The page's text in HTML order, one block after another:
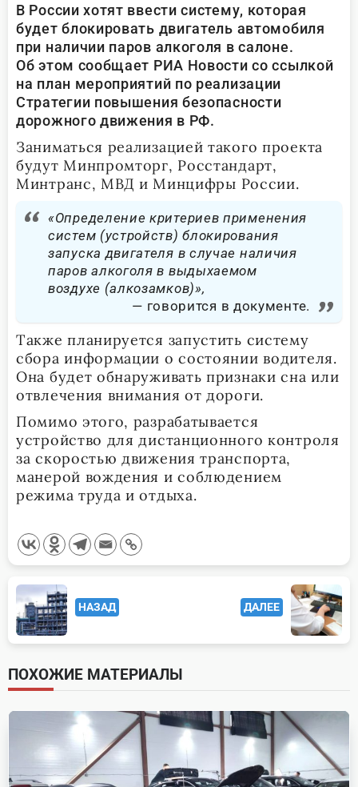
В России хотят ввести систему, которая
будет блокировать двигатель автомобиля
при наличии паров алкоголя в салоне.
Об этом сообщает РИА Новости со ссылкой
на план мероприятий по реализации
Стратегии повышения безопасности
дорожного движения в РФ.
Заниматься реализацией такого проекта
будут Минпромторг, Росстандарт,
Минтранс, МВД и Минцифры России.
«Определение критериев применения
систем (устройств) блокирования
запуска двигателя в случае наличия
паров алкоголя в выдыхаемом
воздухе (алкозамков)»,
говорится в документе.
Также планируется запустить систему
сбора информации о состоянии водителя.
Она будет обнаруживать признаки сна или
отвлечения внимания от дороги.
Помимо этого, разрабатывается
устройство для дистанционного контроля
за скоростью движения транспорта,
манерой вождения и соблюдением
режима труда и отдыха.
<span
class="nav-
subtitle
screen-
reader-
text">Page</span>
НАЗАД ДАЛЕЕ
ПОХОЖИЕ МАТЕРИАЛЫ